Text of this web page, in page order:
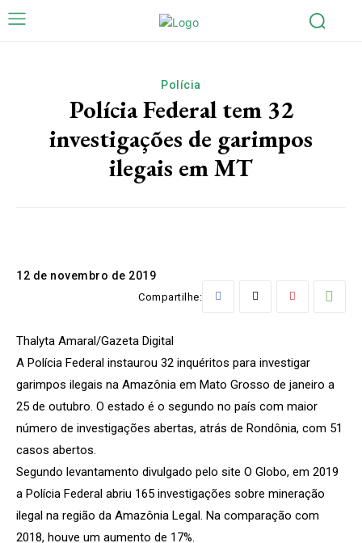
Polícia
Polícia Federal tem 32
investigações de garimpos
ilegais em MT
12 de novembro de 2019
Compartilhe:
Thalyta Amaral/Gazeta Digital
A Polícia Federal instaurou 32 inquéritos para investigar
garimpos ilegais na Amazônia em Mato Grosso de janeiro a
25 de outubro. O estado é o segundo no país com maior
número de investigações abertas, atrás de Rondônia, com 51
casos abertos.
Segundo levantamento divulgado pelo site O Globo, em 2019
a Polícia Federal abriu 165 investigações sobre mineração
ilegal na região da Amazônia Legal. Na comparação com
2018, houve um aumento de 17%.